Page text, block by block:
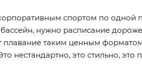
спортом по одной
нужно расписание
плавание таким ценным
нестандартно, это стильно,